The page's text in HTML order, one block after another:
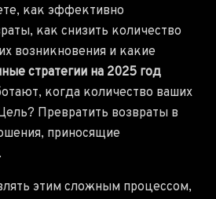
как эффективно
как снизить количество
возникновения и какие
стратегии на 2025 год
когда количество ваших
Превратить возвраты в
приносящие
этим сложным процессом,